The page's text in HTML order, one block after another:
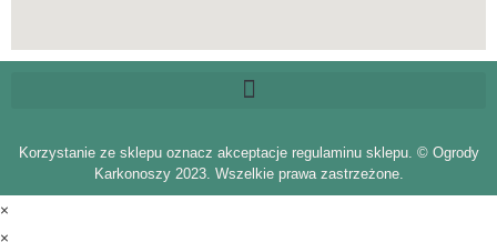
Korzystanie ze sklepu oznacz akceptacje regulaminu sklepu. © Ogrody
Karkonoszy 2023. Wszelkie prawa zastrzeżone.
×
×